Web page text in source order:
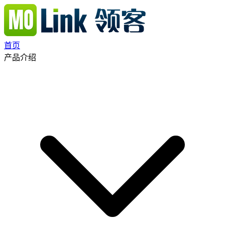
首页
产品介绍